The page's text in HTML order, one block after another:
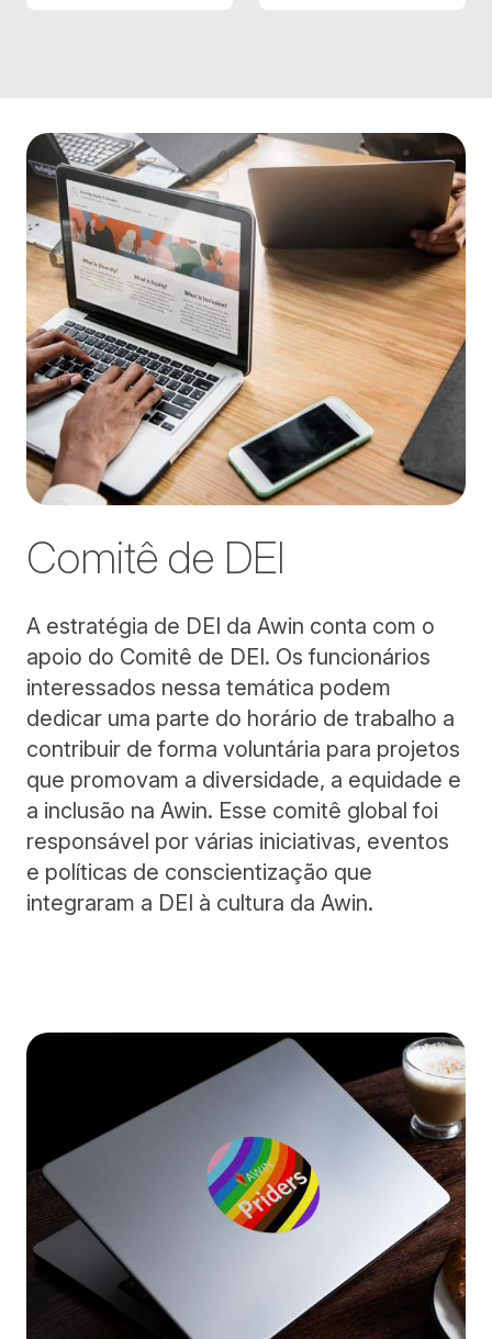
Comitê de DEI
A estratégia de DEI da Awin conta com o
apoio do Comitê de DEI. Os funcionários
interessados nessa temática podem
dedicar uma parte do horário de trabalho a
contribuir de forma voluntária para projetos
que promovam a diversidade, a equidade e
a inclusão na Awin. Esse comitê global foi
responsável por várias iniciativas, eventos
e políticas de conscientização que
integraram a DEI à cultura da Awin.